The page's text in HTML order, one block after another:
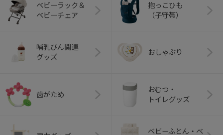
ベビーラック＆
ベビーチェア
抱っこひも
（子守帯）
哺乳びん関連
グッズ
おしゃぶり
歯がため
おむつ・
トイレグッズ
ベビーふとん・ベ